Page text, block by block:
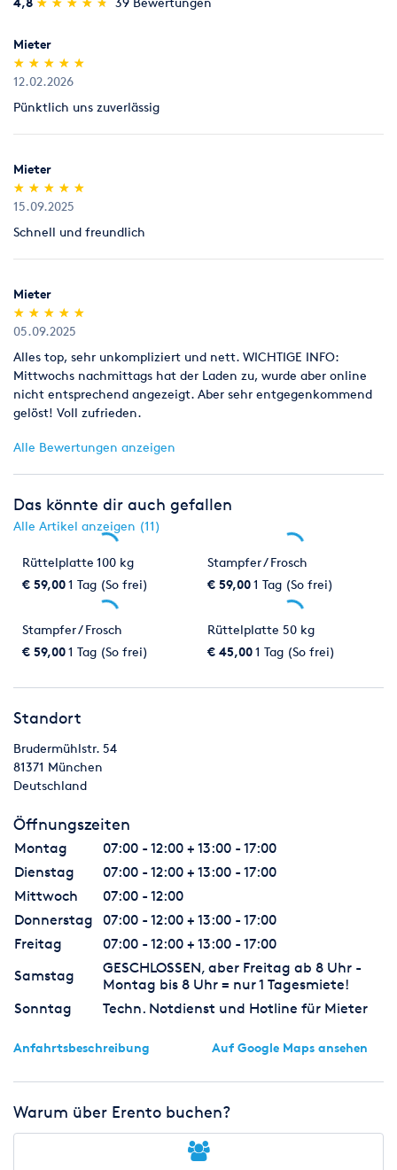
Als Neukunde bitten wir Sie einen gültigen amtlichen
Lichtbildausweis mit Adressangabe vorzulegen
(Personalausweis).
Mieter
(*)
★
★
(*) ★
★
(*) ★
★
(*) ★
★
(*) ★
★
12.02.2026
Pünktlich uns zuverlässig
Mieter
(*)
★
★
(*) ★
★
(*) ★
★
(*) ★
★
(*) ★
★
15.09.2025
Schnell und freundlich
Mieter
(*)
★
★
(*) ★
★
(*) ★
★
(*) ★
★
(*) ★
★
05.09.2025
Alles top, sehr unkompliziert und nett. WICHTIGE INFO:
Mittwochs nachmittags hat der Laden zu, wurde aber online
nicht entsprechend angezeigt. Aber sehr entgegenkommend
gelöst! Voll zufrieden.
Alle Bewertungen anzeigen
Das könnte dir auch gefallen
Alle Artikel anzeigen (11)
Rüttelplatte 100 kg
€ 59,001 Tag (So frei)
Stampfer / Frosch
€ 59,001 Tag (So frei)
Stampfer / Frosch
€ 59,001 Tag (So frei)
Rüttelplatte 50 kg
€ 45,001 Tag (So frei)
Standort
Brudermühlstr. 54
81371 München
Deutschland
Öffnungszeiten
Montag
07:00 - 12:00 + 13:00 - 17:00
Dienstag
07:00 - 12:00 + 13:00 - 17:00
Mittwoch
07:00 - 12:00
Donnerstag
07:00 - 12:00 + 13:00 - 17:00
Freitag
07:00 - 12:00 + 13:00 - 17:00
Samstag
GESCHLOSSEN, aber Freitag ab 8 Uhr -
Montag bis 8 Uhr = nur 1 Tagesmiete!
Sonntag
Techn. Notdienst und Hotline für Mieter
Anfahrtsbeschreibung Auf Google Maps ansehen
Warum über Erento buchen?